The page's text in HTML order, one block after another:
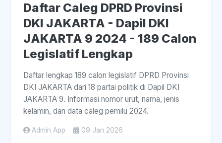
Daftar Caleg DPRD Provinsi
DKI JAKARTA - Dapil DKI
JAKARTA 9 2024 - 189 Calon
Legislatif Lengkap
Daftar lengkap 189 calon legislatif DPRD Provinsi
DKI JAKARTA dari 18 partai politik di Dapil DKI
JAKARTA 9. Informasi nomor urut, nama, jenis
kelamin, dan data caleg pemilu 2024.
Admin App 09 Jan 2026